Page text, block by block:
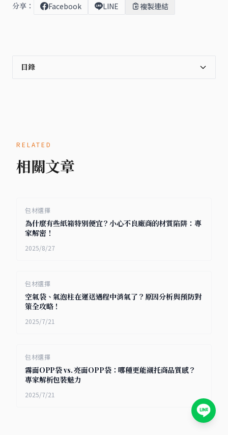
分享： Facebook LINE 複製連結
目錄
RELATED
相關文章
包材選擇
為什麼有些紙箱特別便宜？小心不良廠商的材質陷阱：專
家解密！
2025/8/27
包材選擇
空氣袋、氣泡柱在運送過程中消氣了？原因分析與預防對
策全攻略！
2025/7/21
包材選擇
霧面OPP袋 vs. 亮面OPP袋：哪種更能襯托商品質感？
專家解析包裝魅力
2025/7/21